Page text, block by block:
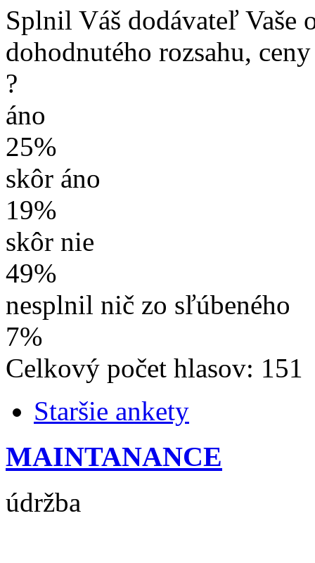
Splnil Váš dodávateľ Vaše
dohodnutého rozsahu,
?
áno
25%
skôr áno
19%
skôr nie
49%
nesplnil nič zo sľúbeného
7%
Celkový počet hlasov: 151
Staršie ankety
MAINTANANCE
údržba